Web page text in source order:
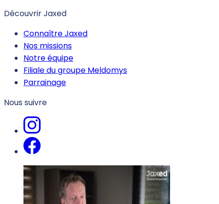
Découvrir Jaxed
Connaître Jaxed
Nos missions
Notre équipe
Filiale du groupe Meldomys
Parrainage
Nous suivre